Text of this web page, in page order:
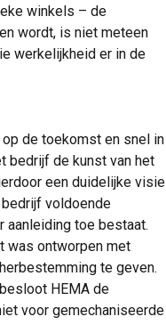
winkels – de
wordt, is niet meteen
werkelijkheid er in de
de toekomst en snel in
bedrijf de kunst van het
een duidelijke visie
voldoende
aanleiding toe bestaat.
was ontworpen met
te geven.
HEMA de
voor gemechaniseerde